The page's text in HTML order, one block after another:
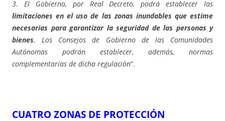
3. El Gobierno, por Real Decreto, podrá establecer las
limitaciones en el uso de las zonas inundables que estime
necesarias para garantizar la seguridad de las personas y
bienes. Los Consejos de Gobierno de las Comunidades
Autónomas podrán establecer, además, normas
complementarias de dicha regulación”.
CUATRO ZONAS DE PROTECCIÓN